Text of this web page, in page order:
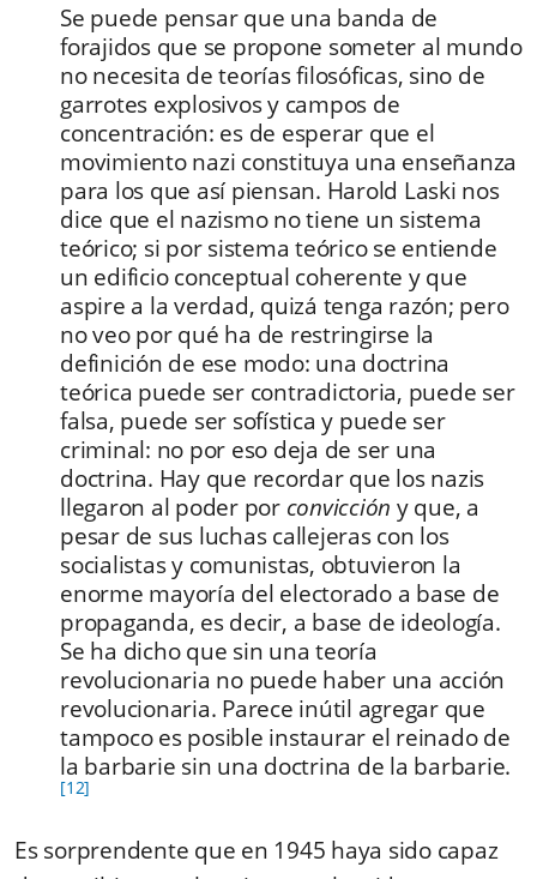
Se puede pensar que una banda de
forajidos que se propone someter al mundo
no necesita de teorías filosóficas, sino de
garrotes explosivos y campos de
concentración: es de esperar que el
movimiento nazi constituya una enseñanza
para los que así piensan. Harold Laski nos
dice que el nazismo no tiene un sistema
teórico; si por sistema teórico se entiende
un edificio conceptual coherente y que
aspire a la verdad, quizá tenga razón; pero
no veo por qué ha de restringirse la
definición de ese modo: una doctrina
teórica puede ser contradictoria, puede ser
falsa, puede ser sofística y puede ser
criminal: no por eso deja de ser una
doctrina. Hay que recordar que los nazis
llegaron al poder por convicción y que, a
pesar de sus luchas callejeras con los
socialistas y comunistas, obtuvieron la
enorme mayoría del electorado a base de
propaganda, es decir, a base de ideología.
Se ha dicho que sin una teoría
revolucionaria no puede haber una acción
revolucionaria. Parece inútil agregar que
tampoco es posible instaurar el reinado de
la barbarie sin una doctrina de la barbarie.
[12]
Es sorprendente que en 1945 haya sido capaz